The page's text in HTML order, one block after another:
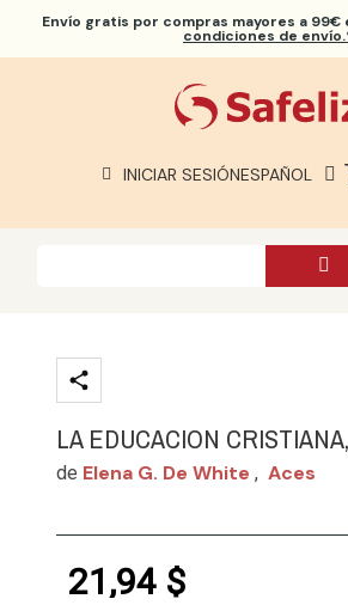
Envío gratis por compras mayores a 99€
condiciones de
INICIAR SESIÓNESPAÑOL
LA EDUCACION
de Elena G. De White , Aces
21,94 $